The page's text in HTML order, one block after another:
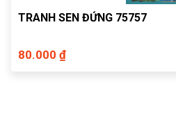
TRANH SEN ĐỨNG 75757
80.000 ₫